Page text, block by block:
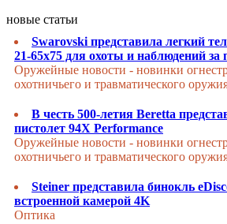
новые статьи
Swarovski представила легкий
21-65x75 для охоты и наблюдений за
Оружейные новости - новинки
охотничьего и травматического
В честь 500-летия Beretta
пистолет 94X Performance
Оружейные новости - новинки
охотничьего и травматического
Steiner представила бинокль
встроенной камерой 4K
Оптика